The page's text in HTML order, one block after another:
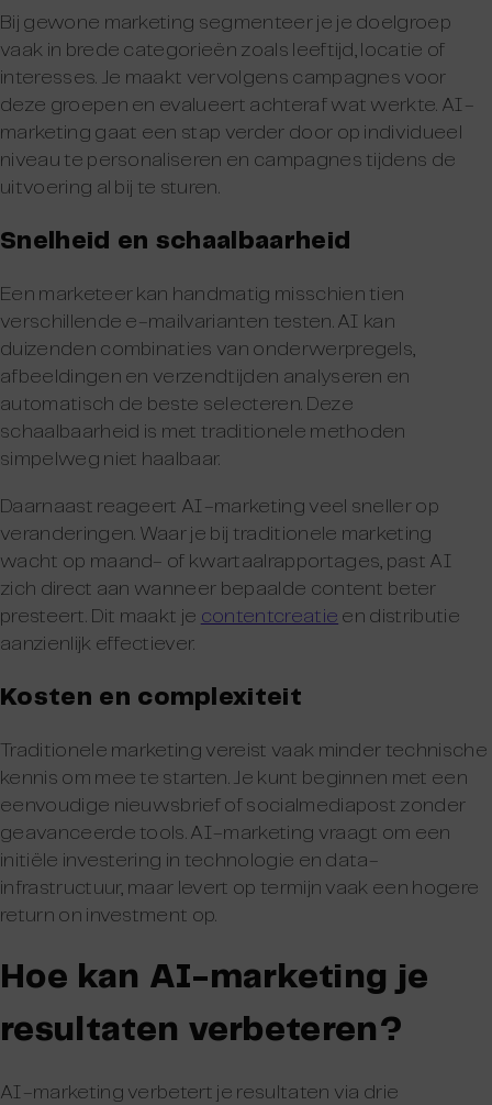
Bij gewone marketing segmenteer je je doelgroep
vaak in brede categorieën zoals leeftijd, locatie of
interesses. Je maakt vervolgens campagnes voor
deze groepen en evalueert achteraf wat werkte. AI-
marketing gaat een stap verder door op individueel
niveau te personaliseren en campagnes tijdens de
uitvoering al bij te sturen.
Snelheid en schaalbaarheid
Een marketeer kan handmatig misschien tien
verschillende e-mailvarianten testen. AI kan
duizenden combinaties van onderwerpregels,
afbeeldingen en verzendtijden analyseren en
automatisch de beste selecteren. Deze
schaalbaarheid is met traditionele methoden
simpelweg niet haalbaar.
Daarnaast reageert AI-marketing veel sneller op
veranderingen. Waar je bij traditionele marketing
wacht op maand- of kwartaalrapportages, past AI
zich direct aan wanneer bepaalde content beter
presteert. Dit maakt je contentcreatie en distributie
aanzienlijk effectiever.
Kosten en complexiteit
Traditionele marketing vereist vaak minder technische
kennis om mee te starten. Je kunt beginnen met een
eenvoudige nieuwsbrief of socialmediapost zonder
geavanceerde tools. AI-marketing vraagt om een
initiële investering in technologie en data-
infrastructuur, maar levert op termijn vaak een hogere
return on investment op.
Hoe kan AI-marketing je
resultaten verbeteren?
AI-marketing verbetert je resultaten via drie